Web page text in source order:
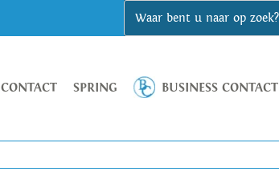
CONTACT SPRING BUSINESS CONTACT